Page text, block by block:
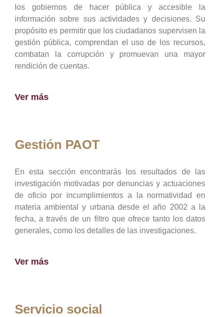
los gobiernos de hacer pública y accesible la
información sobre sus actividades y decisiones. Su
propósito es permitir que los ciudadanos supervisen la
gestión pública, comprendan el uso de los recursos,
combatan la corrupción y promuevan una mayor
rendición de cuentas.
Ver más
Gestión PAOT
En esta sección encontrarás los resultados de las
investigación motivadas por denuncias y actuaciones
de oficio por incumplimientos a la normatividad en
materia ambiental y urbana desde el año 2002 a la
fecha, a través de un filtro que ofrece tanto los datos
generales, como los detalles de las investigaciones.
Ver más
Servicio social